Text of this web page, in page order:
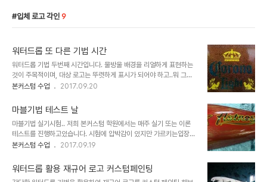
입체 로고 각인 9
워터드롭 또 다른 기법 시간
워터드롭 기법 두번째 시간입니다. 물방울 배경을 리얼하게 표현하는
것이 주목적이며, 대상 로고는 뚜렷하게 표시가 되어야 하고..뭐 그렇
습니다. 잘하신분 못하신분 너나 할것없이 많이 아쉽지만 그래도 잘 해
원 국비 지원 교육 커스텀페인팅교육 / 수전사교육 / 에어브러쉬교육
교육문의 070-7510-5487 카카오톡 bsboncustom 본커스텀
직업전문학원 네이버카페방문하기
http://cafe.naver.com/gapaint#
본커스텀 수업 2017.09.20
마블기법 테스트 날
마블기법 실기시험.. 저희 본커스텀 학원에서는 매주 실기 또는 이론
테스트를 진행하고있습니다. 시험에 압박감이 있지만 가르키는입장에
서 개개인의 실력을 확실히 체크하기에는 실기시험이 최고입니다. 결
정도인가를 가늠할 수 있으며, 모자란 부분은 채워주는거지요.. 그리고
창의력! 직접 원하는 디자인 및 색상 구상해서 최종결과물을 테스트 하
본커스텀 수업 2017.09.19
워터드롭 활용 재규어 로고 커스텀페인팅